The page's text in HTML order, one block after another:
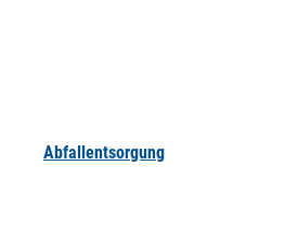
Abfallentsorgung